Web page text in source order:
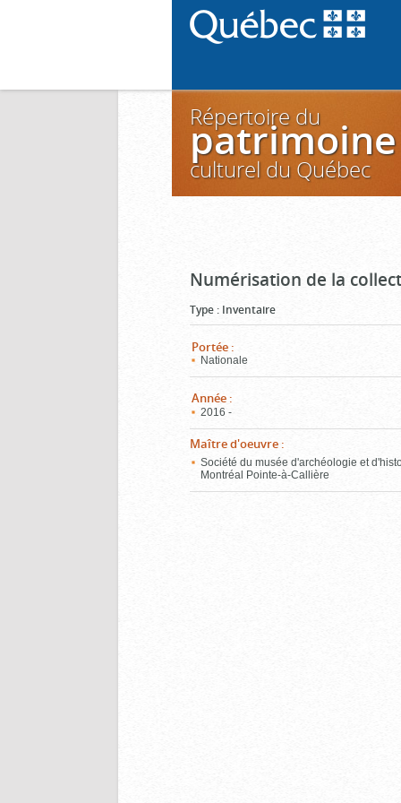
Répertoire du
patrimoine
culturel du Québec
Numérisation de la
Type : Inventaire
Portée :
Nationale
Année :
2016 -
Maître d'oeuvre :
Société du musée d'archéologie et
Montréal Pointe-à-Callière